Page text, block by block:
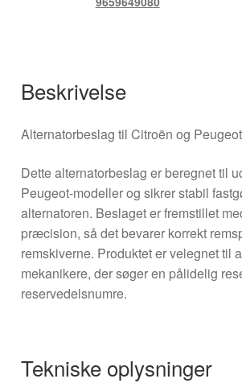
Beskrivelse
Alternatorbeslag til Citroën og Peugeot
Dette alternatorbeslag er beregnet til
Peugeot-modeller og sikrer stabil
alternatoren. Beslaget er fremstillet
præcision, så det bevarer korrekt
remskiverne. Produktet er velegnet til
mekanikere, der søger en pålidelig
reservedelsnumre.
Tekniske oplysninger